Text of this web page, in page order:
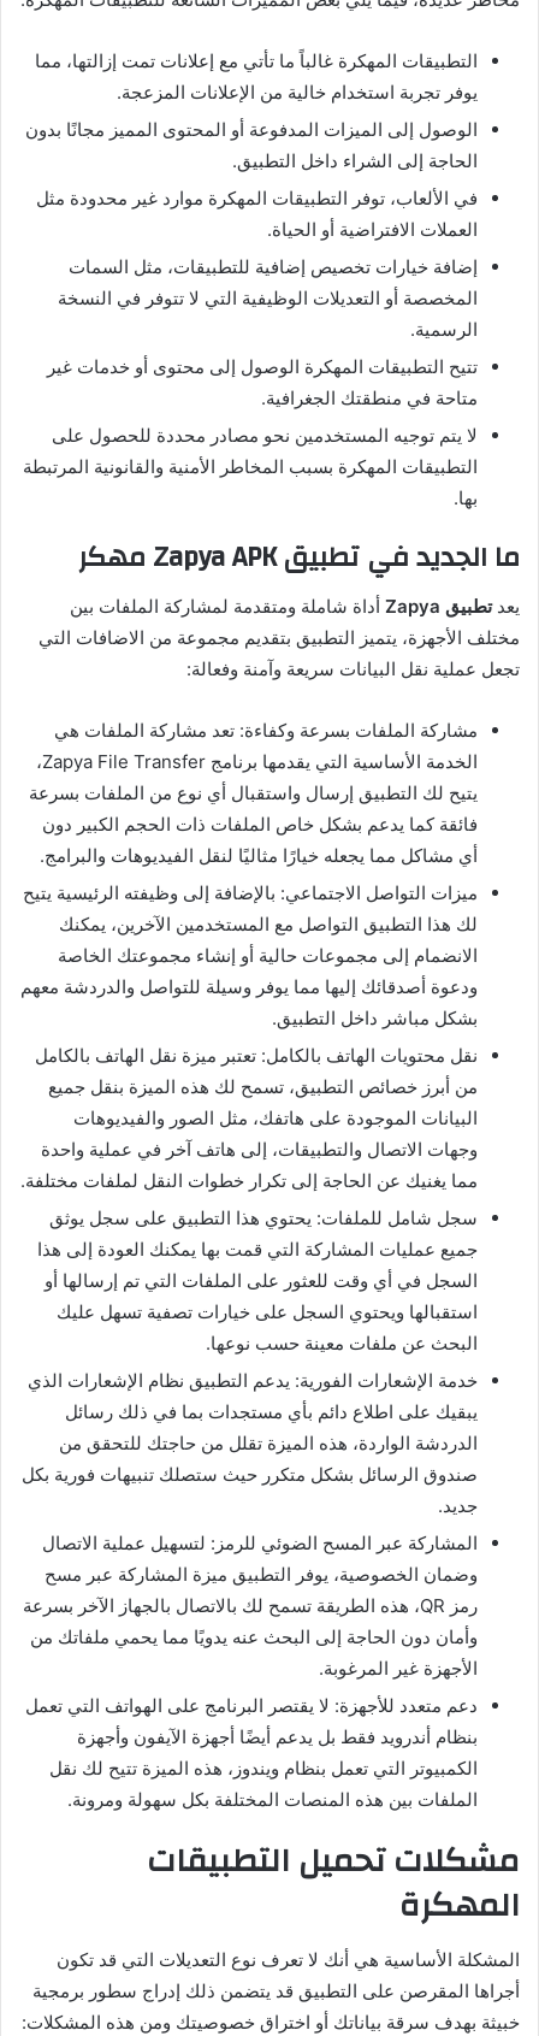
التطبيقات المهكرة غالباً ما تأتي مع إعلانات تمت إزالتها، مما
يوفر تجربة استخدام خالية من الإعلانات المزعجة.
الوصول إلى الميزات المدفوعة أو المحتوى المميز مجانًا بدون
الحاجة إلى الشراء داخل التطبيق.
في الألعاب، توفر التطبيقات المهكرة موارد غير محدودة مثل
العملات الافتراضية أو الحياة.
إضافة خيارات تخصيص إضافية للتطبيقات، مثل السمات
المخصصة أو التعديلات الوظيفية التي لا تتوفر في النسخة
الرسمية.
تتيح التطبيقات المهكرة الوصول إلى محتوى أو خدمات غير
متاحة في منطقتك الجغرافية.
لا يتم توجيه المستخدمين نحو مصادر محددة للحصول على
التطبيقات المهكرة بسبب المخاطر الأمنية والقانونية المرتبطة
بها.
ما الجديد في تطبيق Zapya APK مهكر
يعدتطبيق Zapya
أداة شاملة ومتقدمة لمشاركة الملفات بين
مختلف الأجهزة، يتميز التطبيق بتقديم مجموعة من الاضافات التي
تجعل عملية نقل البيانات سريعة وآمنة وفعالة:
مشاركة الملفات بسرعة وكفاءة: تعد مشاركة الملفات هي
الخدمة الأساسية التي يقدمها برنامج Zapya File Transfer،
يتيح لك التطبيق إرسال واستقبال أي نوع من الملفات بسرعة
فائقة كما يدعم بشكل خاص الملفات ذات الحجم الكبير دون
أي مشاكل مما يجعله خيارًا مثاليًا لنقل الفيديوهات والبرامج.
ميزات التواصل الاجتماعي: بالإضافة إلى وظيفته الرئيسية يتيح
لك هذا التطبيق التواصل مع المستخدمين الآخرين، يمكنك
الانضمام إلى مجموعات حالية أو إنشاء مجموعتك الخاصة
ودعوة أصدقائك إليها مما يوفر وسيلة للتواصل والدردشة معهم
بشكل مباشر داخل التطبيق.
نقل محتويات الهاتف بالكامل: تعتبر ميزة نقل الهاتف بالكامل
من أبرز خصائص التطبيق، تسمح لك هذه الميزة بنقل جميع
البيانات الموجودة على هاتفك، مثل الصور والفيديوهات
وجهات الاتصال والتطبيقات، إلى هاتف آخر في عملية واحدة
مما يغنيك عن الحاجة إلى تكرار خطوات النقل لملفات مختلفة.
سجل شامل للملفات: يحتوي هذا التطبيق على سجل يوثق
جميع عمليات المشاركة التي قمت بها يمكنك العودة إلى هذا
السجل في أي وقت للعثور على الملفات التي تم إرسالها أو
استقبالها ويحتوي السجل على خيارات تصفية تسهل عليك
البحث عن ملفات معينة حسب نوعها.
خدمة الإشعارات الفورية: يدعم التطبيق نظام الإشعارات الذي
يبقيك على اطلاع دائم بأي مستجدات بما في ذلك رسائل
الدردشة الواردة، هذه الميزة تقلل من حاجتك للتحقق من
صندوق الرسائل بشكل متكرر حيث ستصلك تنبيهات فورية بكل
جديد.
المشاركة عبر المسح الضوئي للرمز: لتسهيل عملية الاتصال
وضمان الخصوصية، يوفر التطبيق ميزة المشاركة عبر مسح
رمز QR، هذه الطريقة تسمح لك بالاتصال بالجهاز الآخر بسرعة
وأمان دون الحاجة إلى البحث عنه يدويًا مما يحمي ملفاتك من
الأجهزة غير المرغوبة.
دعم متعدد للأجهزة: لا يقتصر البرنامج على الهواتف التي تعمل
بنظام أندرويد فقط بل يدعم أيضًا أجهزة الآيفون وأجهزة
الكمبيوتر التي تعمل بنظام ويندوز، هذه الميزة تتيح لك نقل
الملفات بين هذه المنصات المختلفة بكل سهولة ومرونة.
مشكلات تحميل التطبيقات
المهكرة
المشكلة الأساسية هي أنك لا تعرف نوع التعديلات التي قد تكون
أجراها المقرصن على التطبيق قد يتضمن ذلك إدراج سطور برمجية
خبيثة بهدف سرقة بياناتك أو اختراق خصوصيتك ومن هذه المشكلات: